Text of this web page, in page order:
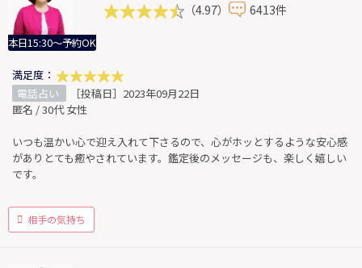
本日15:30～予約OK
（4.97） 6413件
満足度：
電話占い
［投稿日］2023年09月22日
匿名 / 30代 女性
いつも温かい心で迎え入れて下さるので、心がホッとするような安心感
がありとても癒やされています。鑑定後のメッセージも、楽しく嬉しい
です。
相手の気持ち